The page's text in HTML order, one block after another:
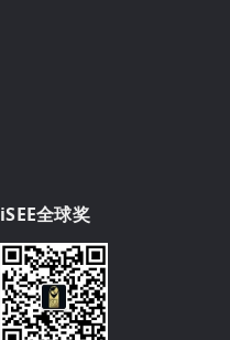
iSEE全球奖